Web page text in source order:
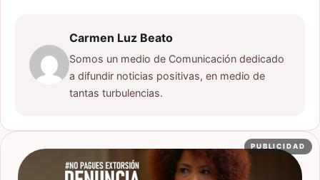
Carmen Luz Beato
Somos un medio de Comunicación dedicado
a difundir noticias positivas, en medio de
tantas turbulencias.
PUBLICIDAD